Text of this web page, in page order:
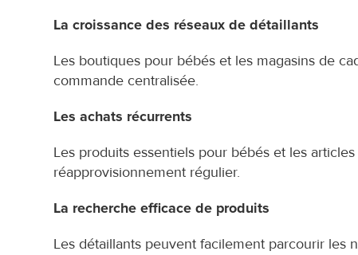
La croissance des réseaux de détaillants
Les boutiques pour bébés et les magasins de
commande centralisée.
Les achats récurrents
Les produits essentiels pour bébés et les
réapprovisionnement régulier.
La recherche efficace de produits
Les détaillants peuvent facilement parcourir les